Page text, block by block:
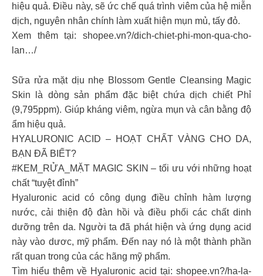
hiệu quả. Điều này, sẽ ức chế quá trình viêm của hệ miễn
dịch, nguyên nhân chính làm xuất hiện mụn mủ, tấy đỏ.
Xem thêm tại: shopee.vn?/dich-chiet-phi-mon-qua-cho-
lan…/
Sữa rửa mặt dịu nhẹ Blossom Gentle Cleansing Magic
Skin là dòng sản phẩm đặc biệt chứa dịch chiết Phỉ
(9,795ppm). Giúp kháng viêm, ngừa mụn và cân bằng độ
ẩm hiệu quả.
HYALURONIC ACID – HOẠT CHẤT VÀNG CHO DA,
BẠN ĐÃ BIẾT?
#KEM_RỬA_MẶT MAGIC SKIN – tối ưu với những hoạt
chất “tuyệt đỉnh”
Hyaluronic acid có công dụng điều chỉnh hàm lượng
nước, cải thiện độ đàn hồi và điều phối các chất dinh
dưỡng trên da. Người ta đã phát hiện và ứng dụng acid
này vào dươc, mỹ phẩm. Đến nay nó là một thành phần
rất quan trong của các hãng mỹ phẩm.
Tìm hiểu thêm về Hyaluronic acid tại: shopee.vn?/ha-la-